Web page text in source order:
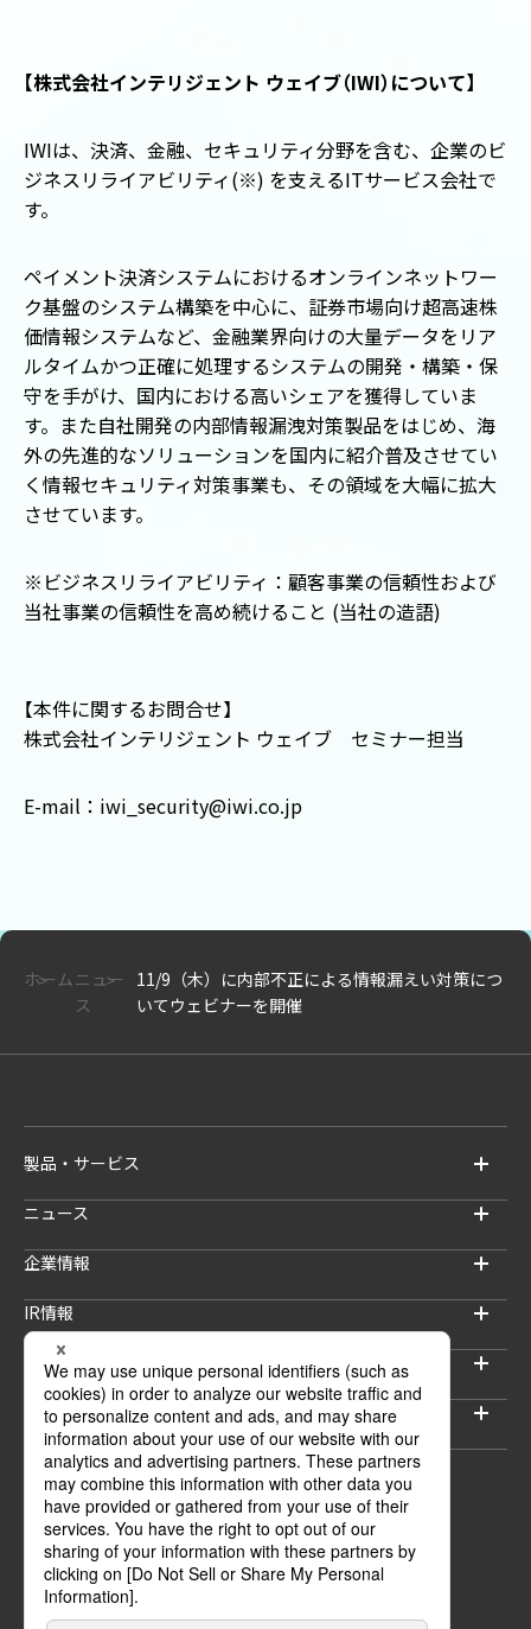
【株式会社インテリジェント ウェイブ（IWI）について】
IWIは、決済、金融、セキュリティ分野を含む、企業のビ
ジネスリライアビリティ(※) を支えるITサービス会社で
す。
ペイメント決済システムにおけるオンラインネットワー
ク基盤のシステム構築を中心に、証券市場向け超高速株
価情報システムなど、金融業界向けの大量データをリア
ルタイムかつ正確に処理するシステムの開発・構築・保
守を手がけ、国内における高いシェアを獲得していま
す。また自社開発の内部情報漏洩対策製品をはじめ、海
外の先進的なソリューションを国内に紹介普及させてい
く情報セキュリティ対策事業も、その領域を大幅に拡大
させています。
※ビジネスリライアビリティ：顧客事業の信頼性および
当社事業の信頼性を高め続けること (当社の造語)
【本件に関するお問合せ】
株式会社インテリジェント ウェイブ セミナー担当
E-mail：iwi_security@iwi.co.jp
ホームニュー
ス
11/9（木）に内部不正による情報漏えい対策につ
いてウェビナーを開催
製品・サービス
ニュース
企業情報
IR情報
サステナビリティ
採用情報
セキュリティブログ
ウェブサイトご利用上の注意
プライバシーポリシー
情報セキュリティポリシー